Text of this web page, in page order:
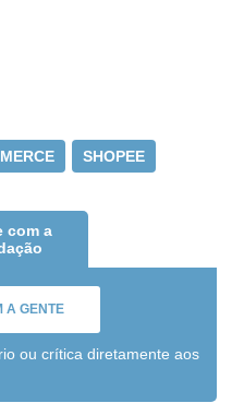
SHOPEE
com a
A GENTE
ou crítica diretamente aos